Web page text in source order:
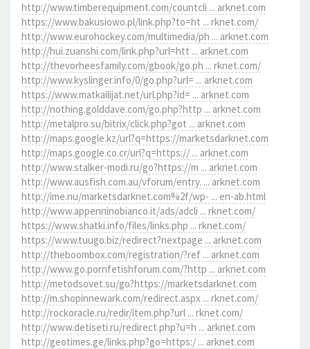
http://www.timberequipment.com/countcli ... arknet.com
https://www.bakusiowo.pl/link.php?to=ht ... rknet.com/
http://www.eurohockey.com/multimedia/ph ... arknet.com
http://hui.zuanshi.com/link.php?url=htt ... arknet.com
http://thevorheesfamily.com/gbook/go.ph ... rknet.com/
http://www.kyslinger.info/0/go.php?url= ... arknet.com
https://www.matkailijat.net/url.php?id= ... arknet.com
http://nothing.golddave.com/go.php?http ... arknet.com
http://metalpro.su/bitrix/click.php?got ... arknet.com
http://maps.google.kz/url?q=https://marketsdarknet.com
http://maps.google.co.cr/url?q=https:// ... arknet.com
http://www.stalker-modi.ru/go?https://m ... arknet.com
http://www.ausfish.com.au/vforum/entry. ... arknet.com
http://ime.nu/marketsdarknet.com%2f/wp- ... en-ab.html
http://www.appenninobianco.it/ads/adcli ... rknet.com/
https://www.shatki.info/files/links.php ... rknet.com/
https://www.tuugo.biz/redirect?nextpage ... arknet.com
http://theboombox.com/registration/?ref ... arknet.com
http://www.go.pornfetishforum.com/?http ... arknet.com
http://metodsovet.su/go?https://marketsdarknet.com
http://m.shopinnewark.com/redirect.aspx ... rknet.com/
http://rockoracle.ru/redir/item.php?url ... rknet.com/
http://www.detiseti.ru/redirect.php?u=h ... arknet.com
http://geotimes.ge/links.php?go=https:/ ... arknet.com